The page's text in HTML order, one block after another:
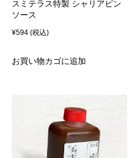
スミテラス特製 シャリアピン
ソース
¥594 (税込)
お買い物カゴに追加